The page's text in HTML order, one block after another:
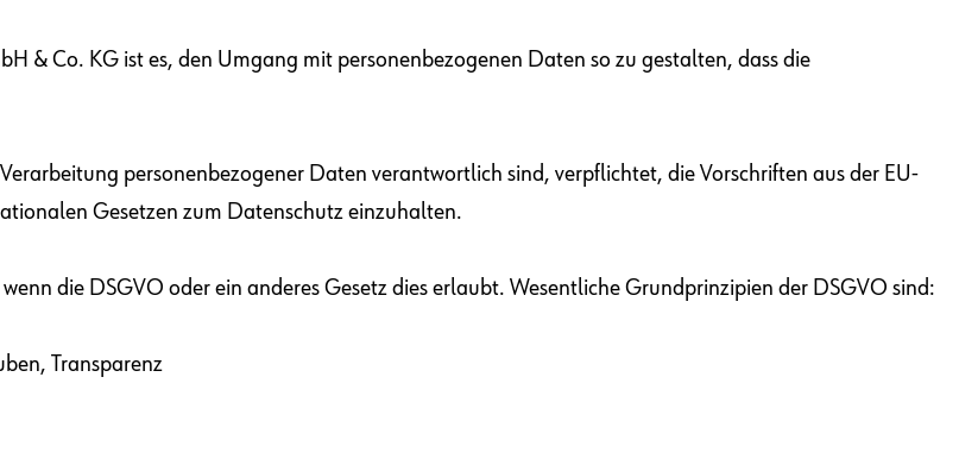
& Co. KG ist es, den Umgang mit personenbezogenen Daten so zu gestalten, dass die
personenbezogener Daten verantwortlich sind, verpflichtet, die Vorschriften aus der EU-
Gesetzen zum Datenschutz einzuhalten.
die DSGVO oder ein anderes Gesetz dies erlaubt. Wesentliche Grundprinzipien der DSGVO sind:
Transparenz